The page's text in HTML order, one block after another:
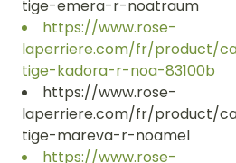
tige-emera-r-noatraum
https://www.rose-
laperriere.com/fr/product/
tige-kadora-r-noa-83100b
https://www.rose-
laperriere.com/fr/product/
tige-mareva-r-noamel
https://www.rose-